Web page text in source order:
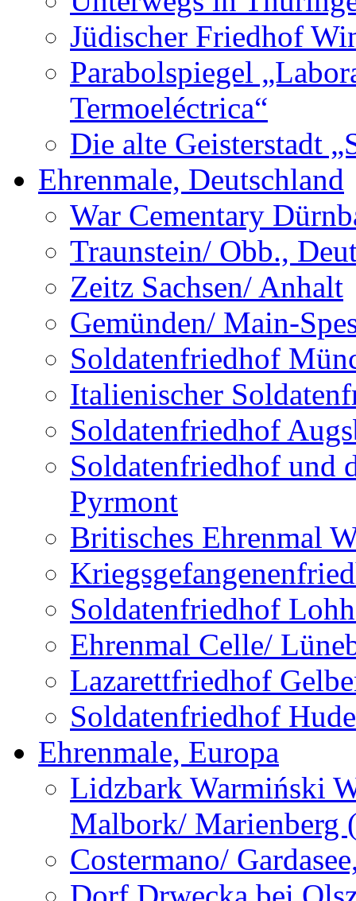
Jüdischer Friedhof
Parabolspiegel
Termoeléctrica“
Die alte Geisterstadt
Ehrenmale, Deutschland
War Cementary
Traunstein/ Obb.,
Zeitz Sachsen/ Anhalt
Gemünden/ Main-
Soldatenfriedhof
Italienischer
Soldatenfriedhof
Soldatenfriedhof und
Pyrmont
Britisches Ehrenmal
Soldatenfriedhof
Ehrenmal Celle/
Lazarettfriedhof
Soldatenfriedhof
Ehrenmale, Europa
Lidzbark Warmiński
Malbork/ Marienberg
Costermano/